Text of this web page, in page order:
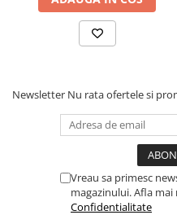
Newsletter Nu rata ofertele si
Vreau sa primesc
magazinului. Afla mai
Confidentialitate